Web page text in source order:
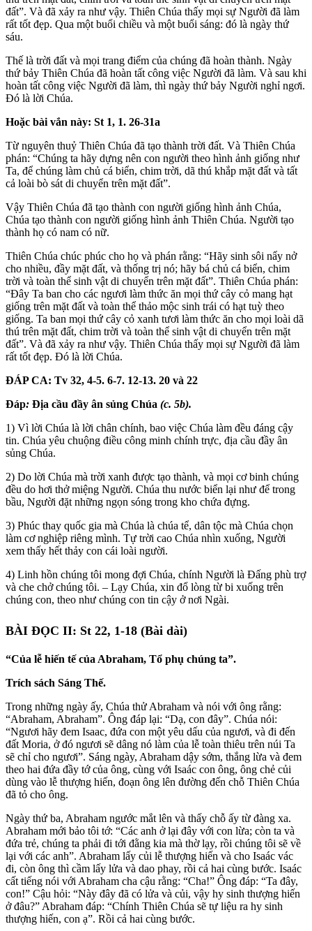
đất”. Và đã xảy ra như vậy. Thiên Chúa thấy mọi sự Người đã làm
rất tốt đẹp. Qua một buổi chiều và một buổi sáng: đó là ngày thứ
sáu.
Thế là trời đất và mọi trang điểm của chúng đã hoàn thành. Ngày
thứ bảy Thiên Chúa đã hoàn tất công việc Người đã làm. Và sau khi
hoàn tất công việc Người đã làm, thì ngày thứ bảy Người nghỉ ngơi.
Đó là lời Chúa.
Hoặc bài vắn này: St 1, 1. 26-31a
Từ nguyên thuỷ Thiên Chúa đã tạo thành trời đất. Và Thiên Chúa
phán: “Chúng ta hãy dựng nên con người theo hình ảnh giống như
Ta, để chúng làm chủ cá biển, chim trời, dã thú khắp mặt đất và tất
cả loài bò sát di chuyển trên mặt đất”.
Vậy Thiên Chúa đã tạo thành con người giống hình ảnh Chúa,
Chúa tạo thành con người giống hình ảnh Thiên Chúa. Người tạo
thành họ có nam có nữ.
Thiên Chúa chúc phúc cho họ và phán rằng: “Hãy sinh sôi nẩy nở
cho nhiều, đầy mặt đất, và thống trị nó; hãy bá chủ cá biển, chim
trời và toàn thể sinh vật di chuyển trên mặt đất”. Thiên Chúa phán:
“Đây Ta ban cho các ngươi làm thức ăn mọi thứ cây cỏ mang hạt
giống trên mặt đất và toàn thể thảo mộc sinh trái có hạt tuỳ theo
giống. Ta ban mọi thứ cây cỏ xanh tươi làm thức ăn cho mọi loài dã
thú trên mặt đất, chim trời và toàn thể sinh vật di chuyển trên mặt
đất”. Và đã xảy ra như vậy. Thiên Chúa thấy mọi sự Người đã làm
rất tốt đẹp. Đó là lời Chúa.
ĐÁP CA: Tv 32, 4-5. 6-7. 12-13. 20 và 22
Đáp: Địa cầu đầy ân sủng Chúa (c. 5b).
1) Vì lời Chúa là lời chân chính, bao việc Chúa làm đều đáng cậy
tin. Chúa yêu chuộng điều công minh chính trực, địa cầu đầy ân
sủng Chúa.
2) Do lời Chúa mà trời xanh được tạo thành, và mọi cơ binh chúng
đều do hơi thở miệng Người. Chúa thu nước biển lại như để trong
bầu, Người đặt những ngọn sóng trong kho chứa đựng.
3) Phúc thay quốc gia mà Chúa là chúa tể, dân tộc mà Chúa chọn
làm cơ nghiệp riêng mình. Tự trời cao Chúa nhìn xuống, Người
xem thấy hết thảy con cái loài người.
4) Linh hồn chúng tôi mong đợi Chúa, chính Người là Đấng phù trợ
và che chở chúng tôi. – Lạy Chúa, xin đổ lòng từ bi xuống trên
chúng con, theo như chúng con tin cậy ở nơi Ngài.
BÀI ĐỌC II: St 22, 1-18 (Bài dài)
“Của lễ hiến tế của Abraham, Tổ phụ chúng ta”.
Trích sách Sáng Thế.
Trong những ngày ấy, Chúa thử Abraham và nói với ông rằng:
“Abraham, Abraham”. Ông đáp lại: “Dạ, con đây”. Chúa nói:
“Ngươi hãy đem Isaac, đứa con một yêu dấu của ngươi, và đi đến
đất Moria, ở đó ngươi sẽ dâng nó làm của lễ toàn thiêu trên núi Ta
sẽ chỉ cho ngươi”. Sáng ngày, Abraham dậy sớm, thắng lừa và đem
theo hai đứa đầy tớ của ông, cùng với Isaác con ông, ông chẻ củi
dùng vào lễ thượng hiến, đoạn ông lên đường đến chỗ Thiên Chúa
đã tỏ cho ông.
Ngày thứ ba, Abraham ngước mắt lên và thấy chỗ ấy từ đàng xa.
Abraham mới bảo tôi tớ: “Các anh ở lại đây với con lừa; còn ta và
đứa trẻ, chúng ta phải đi tới đằng kia mà thờ lạy, rồi chúng tôi sẽ về
lại với các anh”. Abraham lấy củi lễ thượng hiến và cho Isaác vác
đi, còn ông thì cầm lấy lửa và dao phay, rồi cả hai cùng bước. Isaác
cất tiếng nói với Abraham cha cậu rằng: “Cha!” Ông đáp: “Ta đây,
con!” Cậu hỏi: “Này đây đã có lửa và củi, vậy hy sinh thượng hiến
ở đâu?” Abraham đáp: “Chính Thiên Chúa sẽ tự liệu ra hy sinh
thượng hiến, con ạ”. Rồi cả hai cùng bước.